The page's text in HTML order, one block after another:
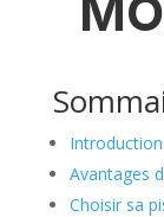
Introduction
Avantages
Choisir sa